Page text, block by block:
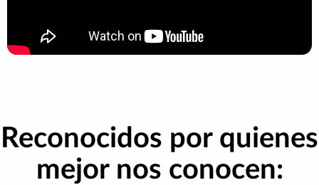
Reconocidos por quienes
mejor nos conocen: